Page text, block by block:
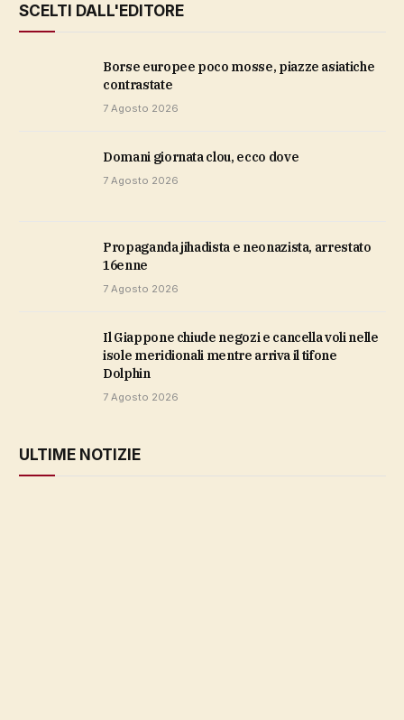
SCELTI DALL'EDITORE
Borse europee poco mosse, piazze asiatiche
contrastate
7 Agosto 2026
domani giornata clou, ecco dove
7 Agosto 2026
propaganda jihadista e neonazista, arrestato
16enne
7 Agosto 2026
Il Giappone chiude negozi e cancella voli nelle
isole meridionali mentre arriva il tifone
Dolphin
7 Agosto 2026
ULTIME NOTIZIE